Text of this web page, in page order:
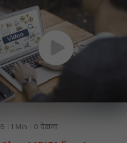
1 Min 0 देखना